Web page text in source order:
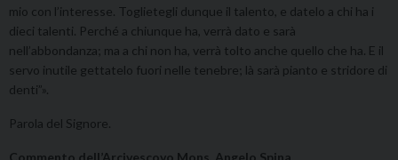
mio con l’interesse. Toglietegli dunque il talento, e datelo a chi ha i
dieci talenti. Perché a chiunque ha, verrà dato e sarà
nell’abbondanza; ma a chi non ha, verrà tolto anche quello che ha. E il
servo inutile gettatelo fuori nelle tenebre; là sarà pianto e stridore di
denti”».
Parola del Signore.
Commento dell’Arcivescovo Mons. Angelo Spina